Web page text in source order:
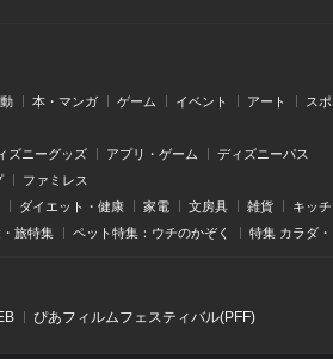
本・マンガ ゲーム イベント アート ス
ズニーグッズ アプリ・ゲーム ディズニーパス
ファミレス
ダイエット・健康 家電 文房具 雑貨 キッ
旅特集 ペット特集：ウチのかぞく 特集 カラダ
ぴあフィルムフェスティバル(PFF)